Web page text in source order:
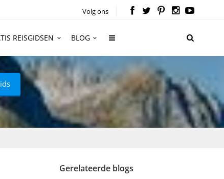
Volg ons
REISGIDSEN BLOG
Gerelateerde blogs